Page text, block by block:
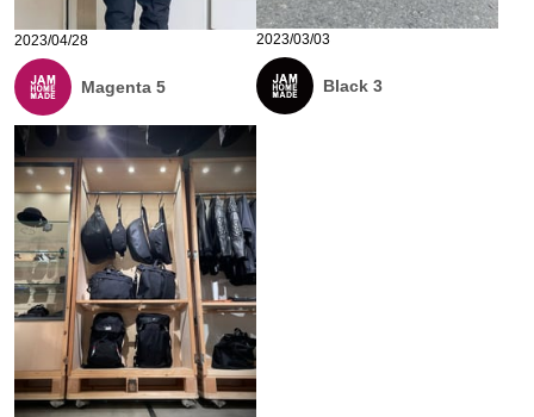
2023/04/28
Magenta 5
2023/03/03
Black 3